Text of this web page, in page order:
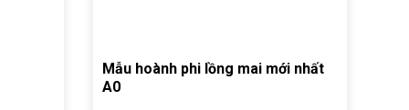
Mẫu hoành phi lồng mai mới nhất
A0